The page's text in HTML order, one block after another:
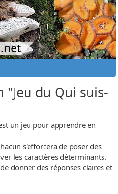
"Jeu du Qui suis-
un jeu pour apprendre en
s'efforcera de poser des
les caractères déterminants.
donner des réponses claires et